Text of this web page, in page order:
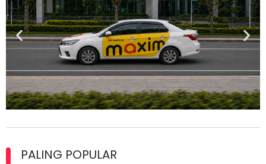
lesen separuh pertama 2026
PALING POPULAR